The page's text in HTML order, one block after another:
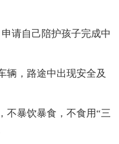
请自己陪护孩子完成中
辆，路途中出现安全及
不暴饮暴食，不食用“三